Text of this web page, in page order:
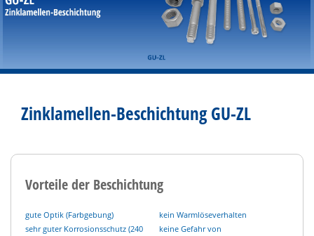
Zinklamellen-Beschichtung GU-ZL
Vorteile der Beschichtung
gute Optik (Farbgebung)
sehr guter Korrosionsschutz (240
kein Warmlöseverhalten
keine Gefahr von